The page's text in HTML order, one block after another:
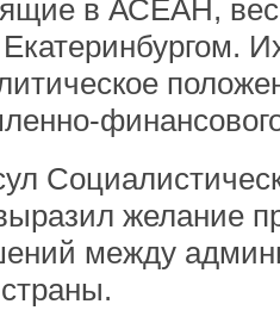
в АСЕАН,
желание
между